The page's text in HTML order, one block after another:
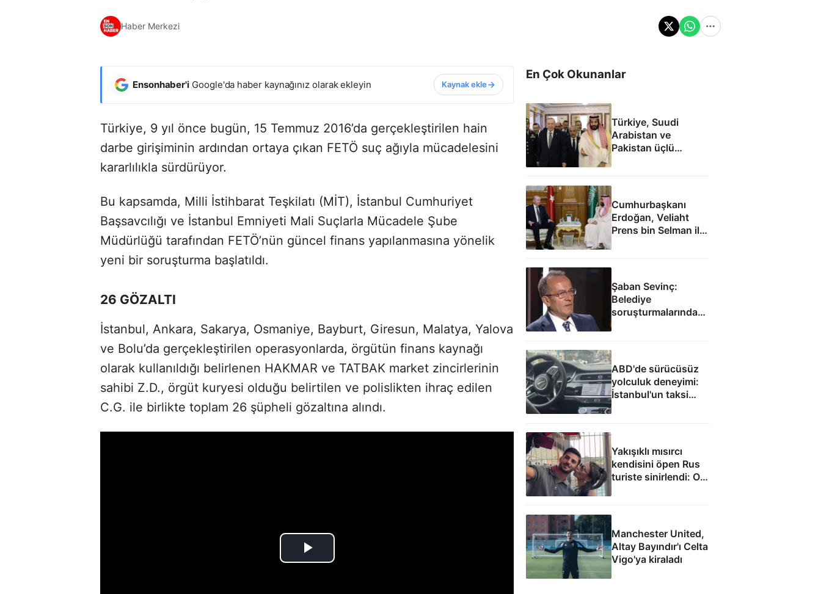
Haber Merkezi
Ensonhaber'i Google'da haber kaynağınız olarak ekleyin Kaynak ekle
Türkiye, 9 yıl önce bugün, 15 Temmuz 2016’da gerçekleştirilen hain
darbe girişiminin ardından ortaya çıkan FETÖ suç ağıyla mücadelesini
kararlılıkla sürdürüyor.
Bu kapsamda, Milli İstihbarat Teşkilatı (MİT), İstanbul Cumhuriyet
Başsavcılığı ve İstanbul Emniyeti Mali Suçlarla Mücadele Şube
Müdürlüğü tarafından FETÖ’nün güncel finans yapılanmasına yönelik
yeni bir soruşturma başlatıldı.
26 GÖZALTI
İstanbul, Ankara, Sakarya, Osmaniye, Bayburt, Giresun, Malatya, Yalova
ve Bolu’da gerçekleştirilen operasyonlarda, örgütün finans kaynağı
olarak kullanıldığı belirlenen HAKMAR ve TATBAK market zincirlerinin
sahibi Z.D., örgüt kuryesi olduğu belirtilen ve polislikten ihraç edilen
C.G. ile birlikte toplam 26 şüpheli gözaltına alındı.
En Çok Okunanlar
Türkiye, Suudi
Arabistan ve
Pakistan üçlü
Cumhurbaşkanı
Erdoğan, Veliaht
Prens bin Selman ile
Şaban Sevinç:
Belediye
soruşturmalarında
savunulamayacak
ABD'de sürücüsüz
yolculuk deneyimi:
İstanbul'un taksi
sorununa çözüm
Yakışıklı mısırcı
kendisini öpen Rus
turiste sinirlendi: O
Manchester United,
Altay Bayındır'ı Celta
Vigo'ya kiraladı